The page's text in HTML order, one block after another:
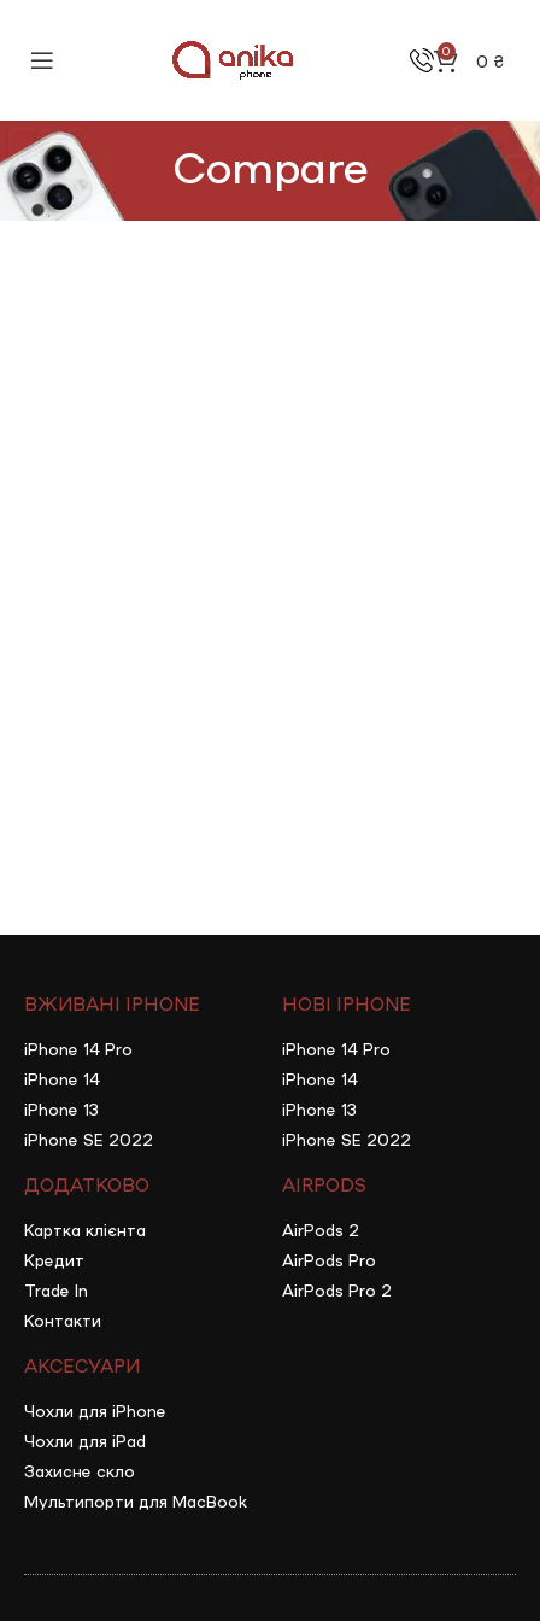
0 0 ₴
Compare
ВЖИВАНІ IPHONE
iPhone 14 Pro
iPhone 14
iPhone 13
iPhone SE 2022
НОВІ IPHONE
iPhone 14 Pro
iPhone 14
iPhone 13
iPhone SE 2022
ДОДАТКОВО
Картка клієнта
Кредит
Trade In
Контакти
AIRPODS
AirPods 2
AirPods Pro
AirPods Pro 2
АКСЕСУАРИ
Чохли для iPhone
Чохли для iPad
Захисне скло
Мультипорти для MacBook